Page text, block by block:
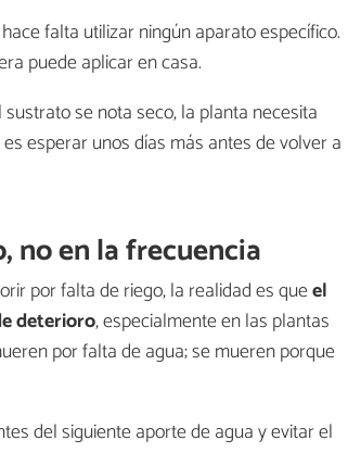
falta utilizar ningún aparato específico.
puede aplicar en casa.
sustrato se nota seco, la planta necesita
esperar unos días más antes de volver a
no en la frecuencia
por falta de riego, la realidad es queel
deterioro, especialmente en las plantas
por falta de agua; se mueren porque
del siguiente aporte de agua y evitar el